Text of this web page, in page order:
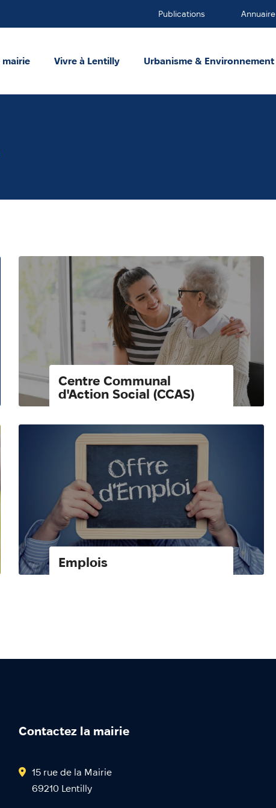
Publications Annuaire
mairie Vivre à Lentilly Urbanisme & Environnement
Centre Communal
d'Action Social (CCAS)
Emplois
Contactez la mairie
15 rue de la Mairie
69210 Lentilly